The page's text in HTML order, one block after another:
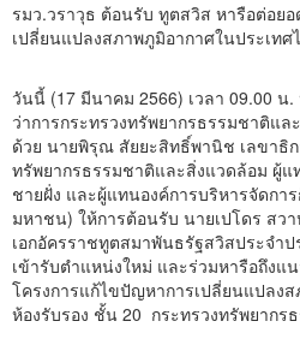
รมว.วราวุธ ต้อนรับ ทูตสวิส หารือต่อย
เปลี่ยนแปลงสภาพภูมิอากาศในประเทศ
วันนี้ (17 มีนาคม 2566) เวลา 09.00
ว่าการกระทรวงทรัพยากรธรรมชาติแ
ด้วย นายพิรุณ สัยยะสิทธิ์พานิช เลขาธิ
ทรัพยากรธรรมชาติและสิ่งแวดล้อม ผู้แ
ชายฝั่ง และผู้แทนองค์การบริหารจัดกา
มหาชน) ให้การต้อนรับ นายเปโดร สวา
เอกอัครราชทูตสมาพันธรัฐสวิสประจำ
เข้ารับตำแหน่งใหม่ และร่วมหารือถึงแ
โครงการแก้ไขปัญหาการเปลี่ยนแปลง
ห้องรับรอง ชั้น 20 กระทรวงทรัพยากร